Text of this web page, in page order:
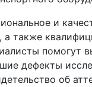
и
а также
помогут
дефекты
об